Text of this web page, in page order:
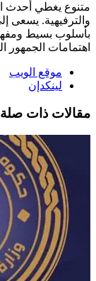
متنوع يغطي أحدث
والترفيهية. يسعى
بأسلوب بسيط
اهتمامات الجمهور
موقع الويب
لينكدإن
مقالات ذات صلة